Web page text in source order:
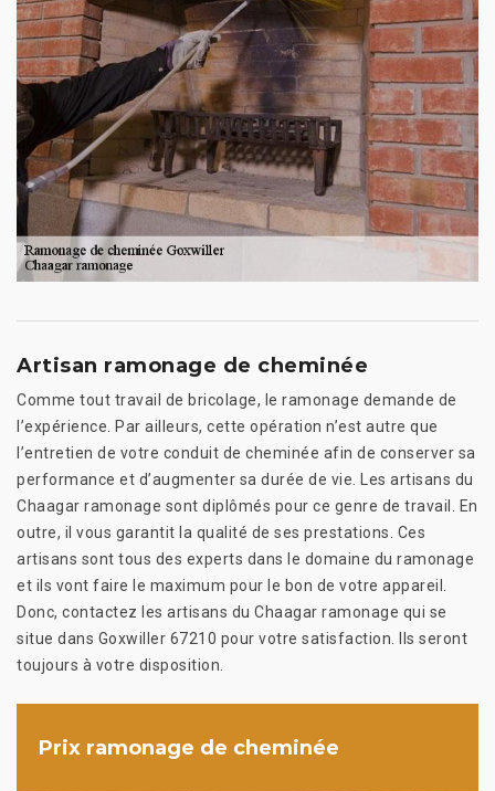
Artisan ramonage de cheminée
Comme tout travail de bricolage, le ramonage demande de
l’expérience. Par ailleurs, cette opération n’est autre que
l’entretien de votre conduit de cheminée afin de conserver sa
performance et d’augmenter sa durée de vie. Les artisans du
Chaagar ramonage sont diplômés pour ce genre de travail. En
outre, il vous garantit la qualité de ses prestations. Ces
artisans sont tous des experts dans le domaine du ramonage
et ils vont faire le maximum pour le bon de votre appareil.
Donc, contactez les artisans du Chaagar ramonage qui se
situe dans Goxwiller 67210 pour votre satisfaction. Ils seront
toujours à votre disposition.
Prix ramonage de cheminée